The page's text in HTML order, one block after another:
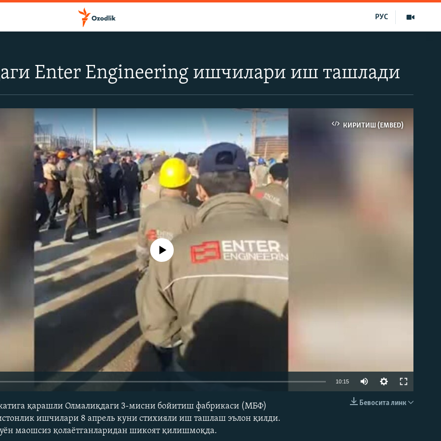
РУС
Enter Engineering ишчилари иш ташлади
КИРИТИШ (EMBED)
Айни дамда медиа-манба мавжуд эмас
10:15
Бевосита линк
қарашли Олмалиқдаги 3-мисни бойитиш фабрикаси (МБФ)
ишчилари 8 апрель куни стихияли иш ташлаш эълон қилди.
маошсиз қолаётганларидан шикоят қилишмоқда.